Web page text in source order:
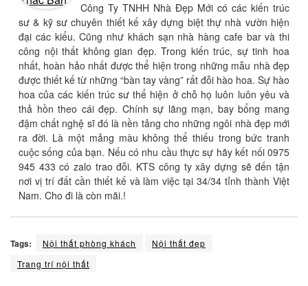
Công Ty TNHH Nhà Đẹp Mới có các kiến trúc
sư & kỹ sư chuyên thiết kế xây dựng biệt thự nhà vườn hiện
đại các kiểu. Cũng như khách sạn nhà hàng cafe bar và thi
công nội thất không gian đẹp. Trong kiến trúc, sự tinh hoa
nhất, hoàn hảo nhất được thể hiện trong những mẫu nhà đẹp
được thiết kế từ những “bàn tay vàng” rất đỗi hào hoa. Sự hào
hoa của các kiến trúc sư thể hiện ở chỗ họ luôn luôn yêu và
thả hồn theo cái đẹp. Chính sự lãng mạn, bay bổng mang
đậm chất nghệ sĩ đó là nền tảng cho những ngôi nhà đẹp mới
ra đời. Là một mảng màu không thể thiếu trong bức tranh
cuộc sống của bạn. Nếu có nhu cầu thực sự hãy kết nối 0975
945 433 có zalo trao đỗi. KTS công ty xây dựng sẽ đến tận
nơi vị trí đất cần thiết kế và làm việc tại 34/34 tỉnh thành Việt
Nam. Cho đi là còn mãi.!
Tags: Nội thất phòng khách
Nội thất đẹp
Trang trí nội thất